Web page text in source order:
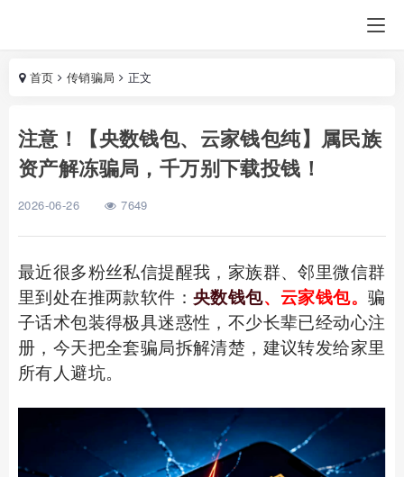
首页 传销骗局 正文
注意！【央数钱包、云家钱包纯】属民族
资产解冻骗局，千万别下载投钱！
2026-06-26 7649
最近很多粉丝私信提醒我，家族群、邻里微信群
里到处在推两款软件： 央数钱包、云家钱包。骗
子话术包装得极具迷惑性，不少长辈已经动心注
册，今天把全套骗局拆解清楚，建议转发给家里
所有人避坑。